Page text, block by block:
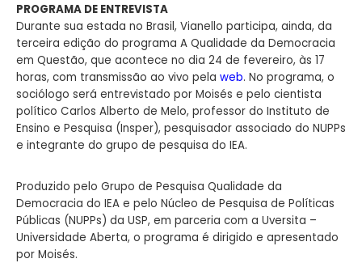
PROGRAMA DE ENTREVISTA
Durante sua estada no Brasil, Vianello participa, ainda, da
terceira edição do programa A Qualidade da Democracia
em Questão, que acontece no dia 24 de fevereiro, às 17
horas, com transmissão ao vivo pela web. No programa, o
sociólogo será entrevistado por Moisés e pelo cientista
político Carlos Alberto de Melo, professor do Instituto de
Ensino e Pesquisa (Insper), pesquisador associado do NUPPs
e integrante do grupo de pesquisa do IEA.
Produzido pelo Grupo de Pesquisa Qualidade da
Democracia do IEA e pelo Núcleo de Pesquisa de Políticas
Públicas (NUPPs) da USP, em parceria com a Uversita –
Universidade Aberta, o programa é dirigido e apresentado
por Moisés.